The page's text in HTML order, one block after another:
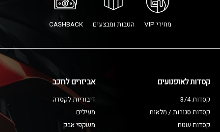
מחירי VIP הטבות ומבצעים CASHBACK
קסדות לאופנועים
קסדות 3/4
קסדות סגורות / מלאות
קסדות שטח
אביזרים לרוכב
דיבוריות לקסדה
מעילים
משקפי אבק